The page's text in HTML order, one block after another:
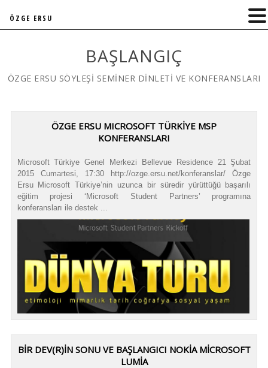
BAŞLANGIÇ
ÖZGE ERSU SÖYLEŞİ SEMİNER DİNLETİ VE KONFERANSLARI
ÖZGE ERSU MICROSOFT TÜRKİYE MSP
KONFERANSLARI
Microsoft Türkiye Genel Merkezi Bellevue Residence 21 Şubat
2015 Cumartesi, 17:30 http://ozge.ersu.net/konferanslar/ Özge
Ersu Microsoft Türkiye’nin uzunca bir süredir yürüttüğü başarılı
eğitim projesi ‘Microsoft Student Partners’ programına
konferansları ile destek ...
BIR DEV(R)IN SONU VE BAŞLANGICI NOKIA MICROSOFT
LUMIA
ÖZGE ERSU